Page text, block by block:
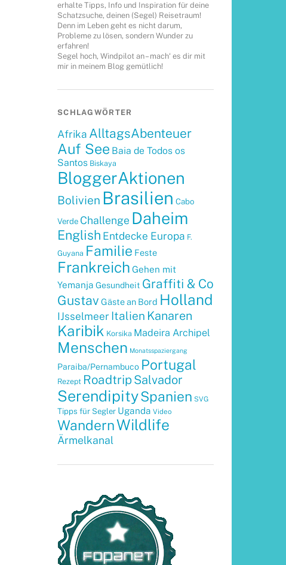
erhalte Tipps, Info und Inspiration für deine
Schatzsuche, deinen (Segel) Reisetraum!
Denn im Leben geht es nicht darum,
Probleme zu lösen, sondern Wunder zu
erfahren!
Segel hoch, Windpilot an – mach‘ es dir mit
mir in meinem Blog gemütlich!
SCHLAGWÖRTER
Afrika AlltagsAbenteuer
Auf See Baia de Todos os
Santos Biskaya
BloggerAktionen
Bolivien Brasilien Cabo
Verde Challenge Daheim
English Entdecke Europa F.
Guyana Familie Feste
Frankreich Gehen mit
Yemanja Gesundheit Graffiti & Co
Gustav Gäste an Bord Holland
IJsselmeer Italien Kanaren
Karibik Korsika Madeira Archipel
Menschen Monatsspaziergang
Paraiba/Pernambuco Portugal
Rezept Roadtrip Salvador
SerendipitySpanien SVG
Tipps für Segler Uganda Video
WandernWildlife
Ärmelkanal